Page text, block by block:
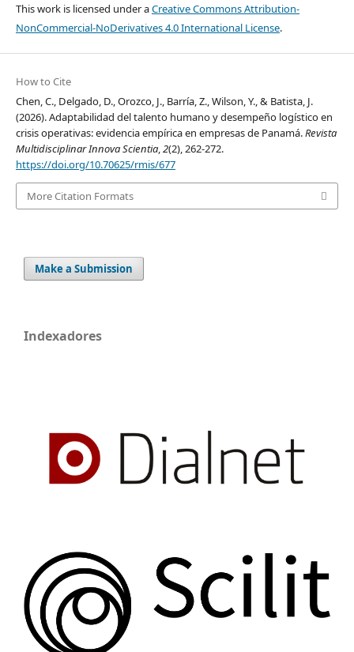
This work is licensed under aCreative Commons Attribution-
NonCommercial-NoDerivatives 4.0 International License.
How to Cite
Chen, C., Delgado, D., Orozco, J., Barría, Z., Wilson, Y., & Batista, J.
(2026). Adaptabilidad del talento humano y desempeño logístico en
crisis operativas: evidencia empírica en empresas de Panamá.Revista
Multidisciplinar Innova Scientia,2(2), 262-272.
https://doi.org/10.70625/rmis/677
More Citation Formats
Make a Submission
Indexadores